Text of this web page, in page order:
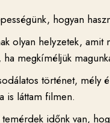
hogyan
olyan helyzetek,
megkíméljük
történet, mély
is láttam filmen.
időnk van,